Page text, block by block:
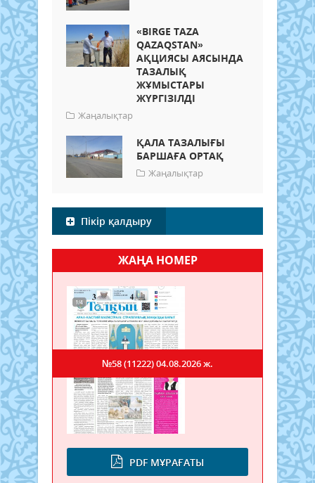
«BIRGE TAZA
QAZAQSTAN»
АҚЦИЯСЫ АЯСЫНДА
ТАЗАЛЫҚ
ЖҰМЫСТАРЫ
ЖҮРГІЗІЛДІ
Жаңалықтар
ҚАЛА ТАЗАЛЫҒЫ
БАРШАҒА ОРТАҚ
Жаңалықтар
Пікір қалдыру
ЖАҢА НОМЕР
PDF МҰРАҒАТЫ
№58 (11222)04.08.2026 ж.